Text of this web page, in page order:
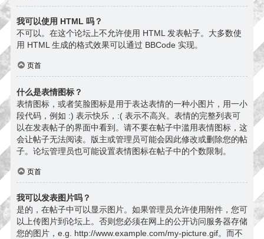
我可以使用 HTML 吗？
不可以。在这个论坛上不允许使用 HTML 发表帖子。大多数使
用 HTML 生成的格式效果可以通过 BBCode 实现。
页首
什么是表情图标？
表情图标，或者笑脸图标是用于表达表情的一种小图片，用一小
段代码，例如 :) 表示快乐，:( 表示不高兴。表情的完整列表可
以在发表帖子的界面中看到。请不要在帖子中滥用表情图标，这
会让帖子无法阅读。版主或管理员可能会因此修改或删除您的帖
子。论坛管理员也可能设置表情图标在帖子中的个数限制。
页首
我可以发表图片吗？
是的，在帖子中可以显示图片。如果管理员允许使用附件，您可
以上传图片到论坛上。否则您必须在网上的公开访问服务器存储
您的图片，e.g. http://www.example.com/my-picture.gif。而不